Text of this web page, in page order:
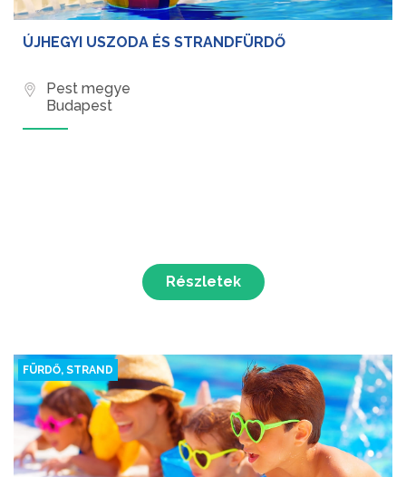
ÚJHEGYI USZODA ÉS STRANDFÜRDŐ
Pest megye
Budapest
Részletek
FÜRDŐ, STRAND